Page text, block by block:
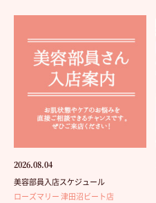
2026.08.04
美容部員入店スケジュール
ローズマリー 津田沼ビート店